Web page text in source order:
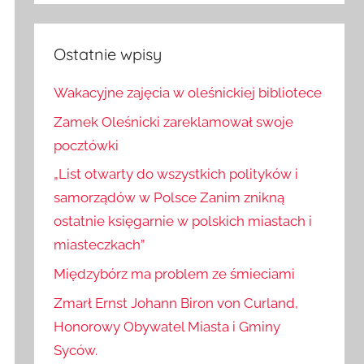
Szukaj
Ostatnie wpisy
Wakacyjne zajęcia w oleśnickiej bibliotece
Zamek Oleśnicki zareklamował swoje
pocztówki
„List otwarty do wszystkich polityków i
samorządów w Polsce Zanim znikną
ostatnie księgarnie w polskich miastach i
Międzybórz ma problem ze śmieciami
Honorowy Obywatel Miasta i Gminy